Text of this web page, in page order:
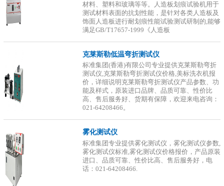
材料、塑料和玻璃等等。人造板划痕试验机用于
测试材料表面的抗划性能，是针对各类人造板及
饰面人造板进行耐划痕性能试验测试研制的,能够
满足GB/T17657-1999《人造板
克莱斯勒低温弯折测试仪
标准集团(香港)有限公司专业提供克莱斯勒弯折
测试仪,克莱斯勒弯折测试仪价格,美标洗衣机报
价，详细说明克莱斯勒弯折测试仪产品参数、功
能及样式，原装进口品牌、品质可靠、性价比
高、售后服务好、货期有保障，欢迎来电咨询：
021-64208466。
雾化测试仪
标准集团专业提供雾化测试仪，雾化测试仪参数,
雾化测试仪标准,雾化测试仪价格报价，产品原装
进口、品质可靠、性价比高、售后服务好，电
话：021-64208466.